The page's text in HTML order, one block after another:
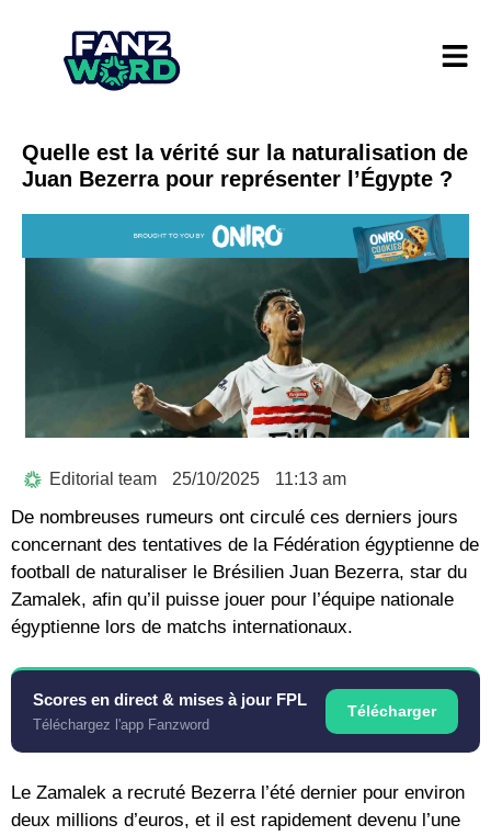
Quelle est la vérité sur la naturalisation de
Juan Bezerra pour représenter l’Égypte ?
Editorial team 25/10/2025 11:13 am
De nombreuses rumeurs ont circulé ces derniers jours
concernant des tentatives de la Fédération égyptienne de
football de naturaliser le Brésilien Juan Bezerra, star du
Zamalek, afin qu’il puisse jouer pour l’équipe nationale
égyptienne lors de matchs internationaux.
Scores en direct & mises à jour FPL
Téléchargez l'app Fanzword
Télécharger
Le Zamalek a recruté Bezerra l’été dernier pour environ
deux millions d’euros, et il est rapidement devenu l’une